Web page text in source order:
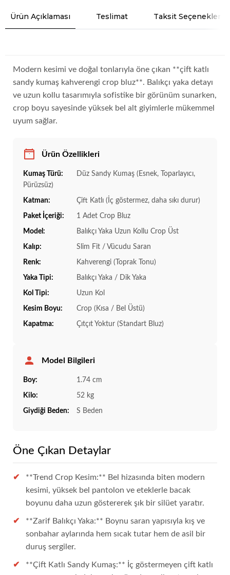
Ürün Açıklaması Teslimat Taksit Seçenekleri
Modern kesimi ve doğal tonlarıyla öne çıkan **çift katlı
sandy kumaş kahverengi crop bluz**. Balıkçı yaka detayı
ve uzun kollu tasarımıyla sofistike bir görünüm sunarken,
crop boyu sayesinde yüksek bel alt giyimlerle mükemmel
uyum sağlar.
Ürün Özellikleri
Kumaş Türü:
Düz Sandy Kumaş (Esnek, Toparlayıcı,
Pürüzsüz)
Katman: Çift Katlı (İç göstermez, daha sıkı durur)
Paket İçeriği: 1 Adet Crop Bluz
Model: Balıkçı Yaka Uzun Kollu Crop Üst
Kalıp: Slim Fit / Vücudu Saran
Renk: Kahverengi (Toprak Tonu)
Yaka Tipi: Balıkçı Yaka / Dik Yaka
Kol Tipi: Uzun Kol
Kesim Boyu: Crop (Kısa / Bel Üstü)
Kapatma: Çıtçıt Yoktur (Standart Bluz)
Model Bilgileri
Boy: 1.74 cm
Kilo: 52 kg
Giydiği Beden: S Beden
Öne Çıkan Detaylar
**Trend Crop Kesim:** Bel hizasında biten modern
kesimi, yüksek bel pantolon ve eteklerle bacak
boyunu daha uzun göstererek şık bir silüet yaratır.
**Zarif Balıkçı Yaka:** Boynu saran yapısıyla kış ve
sonbahar aylarında hem sıcak tutar hem de asil bir
duruş sergiler.
**Çift Katlı Sandy Kumaş:** İç göstermeyen çift katlı